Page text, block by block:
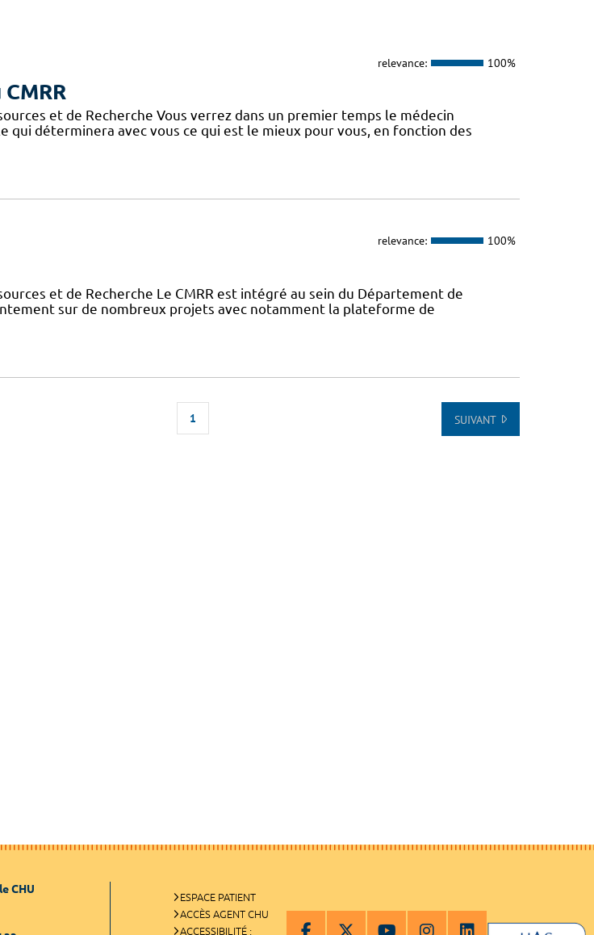
relevance: 100%
et de Recherche Vous verrez dans un premier temps le médecin
qui déterminera avec vous ce qui est le mieux pour vous, en fonction des
relevance: 100%
et de Recherche Le CMRR est intégré au sein du Département de
sur de nombreux projets avec notamment la plateforme de
1 SUIVANT
CHU
ESPACE PATIENT
ACCÈS AGENT CHU
ACCESSIBILITÉ :